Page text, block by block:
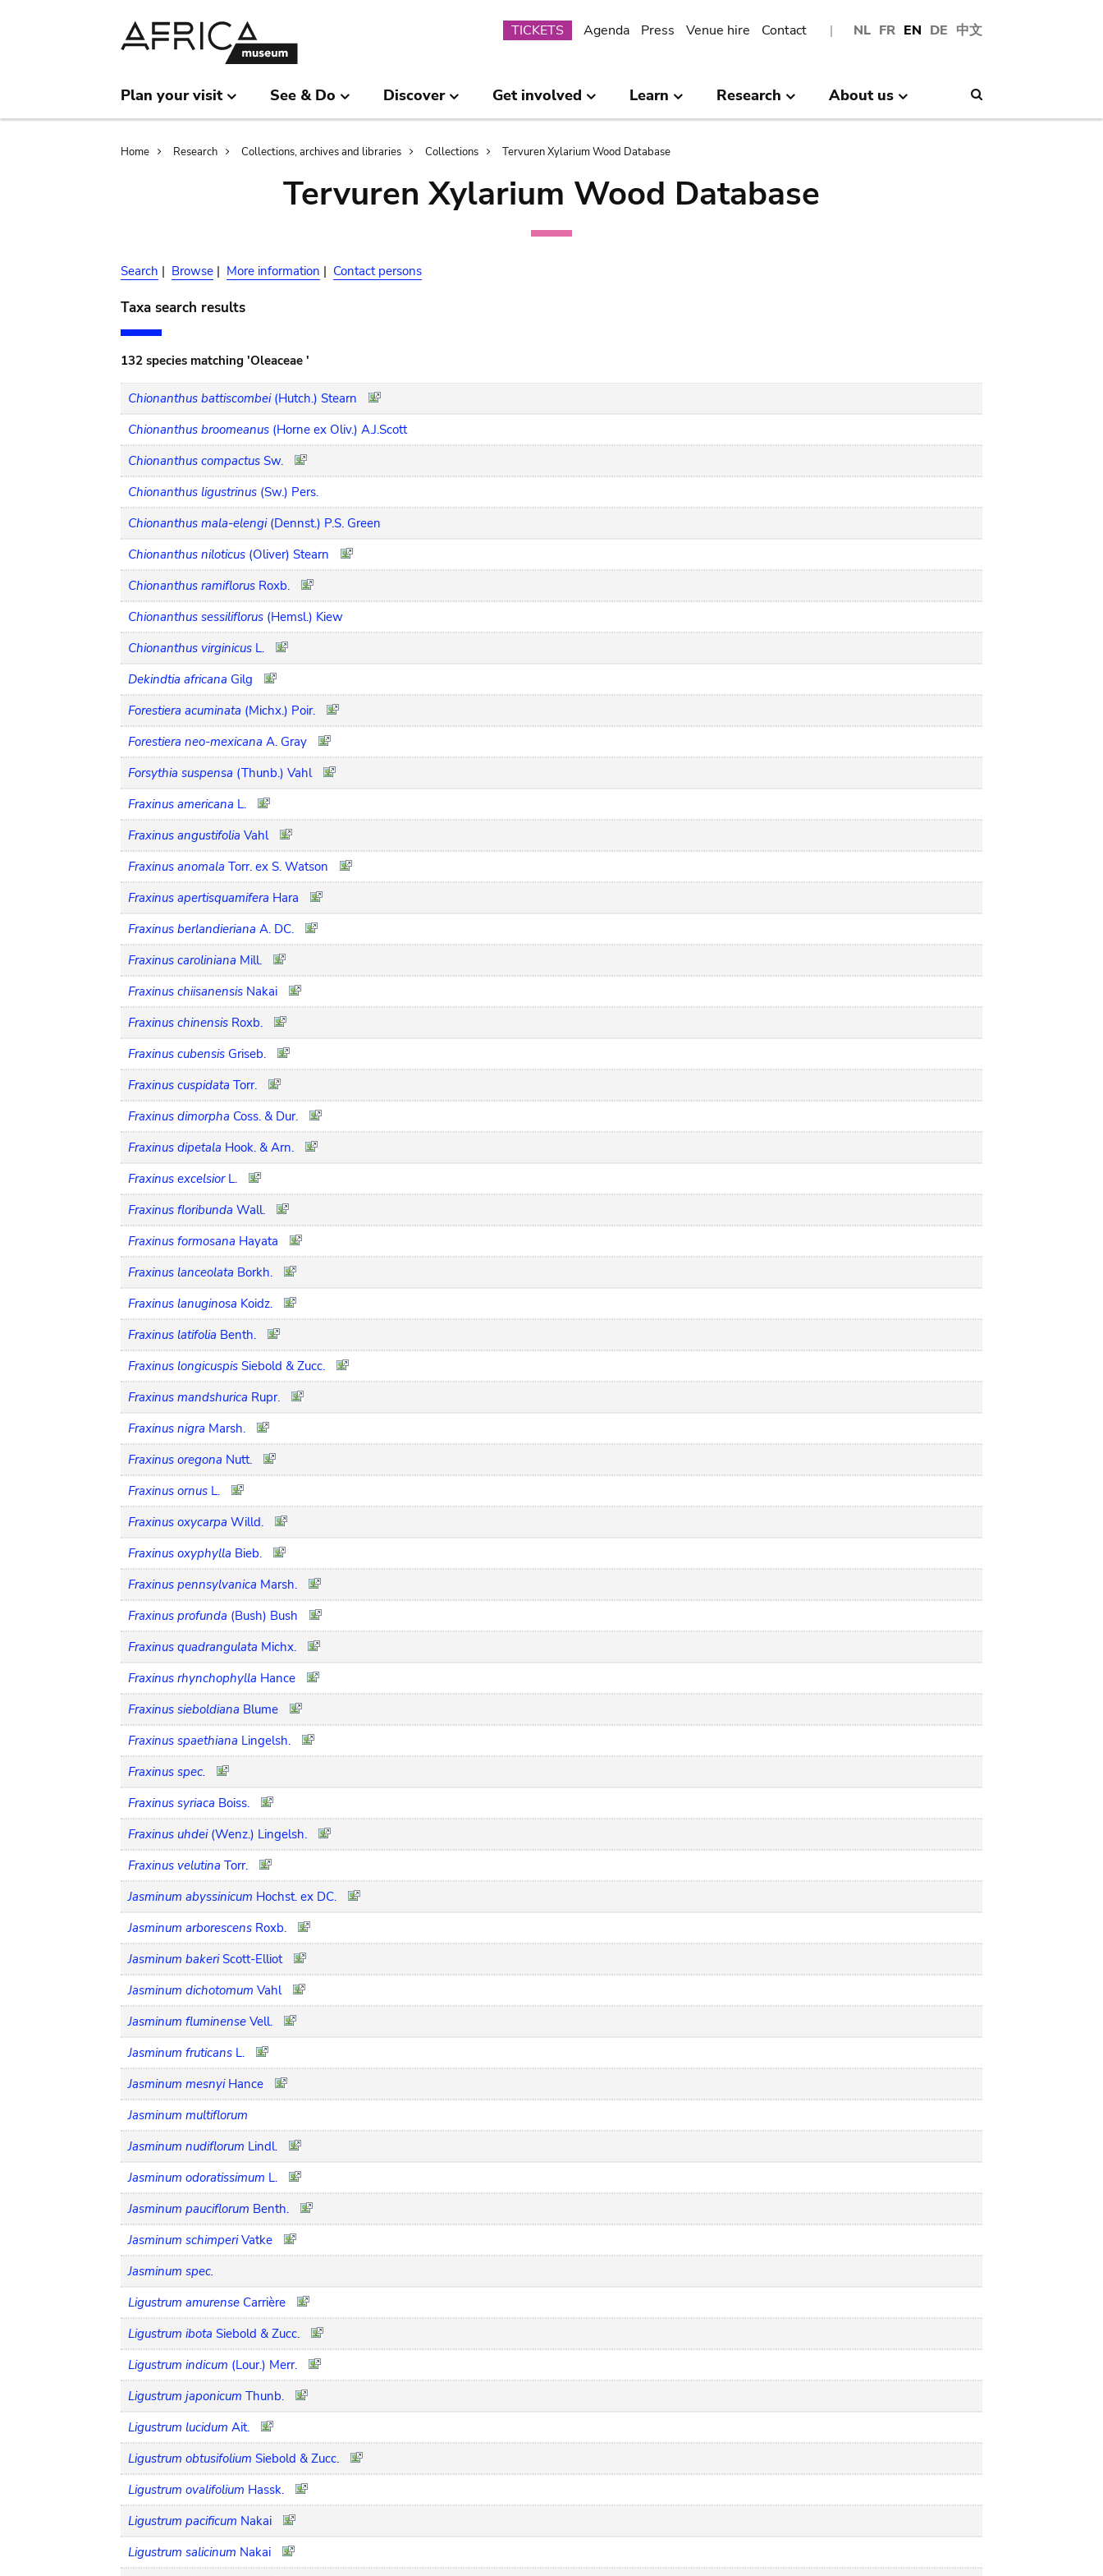
NL FR EN DE 中文
Submenu
TICKETS Agenda Press Venue hire Contact
Plan your visit See & Do Discover Get involved Learn Research About us
Breadcrumb
Home Research Collections, archives and libraries Collections Tervuren Xylarium Wood Database
Tervuren Xylarium Wood Database
Search | Browse | More information | Contact persons
Taxa search results
132 species matching 'Oleaceae '
Chionanthus battiscombei (Hutch.) Stearn
Chionanthus broomeanus (Horne ex Oliv.) A.J.Scott
Chionanthus compactus Sw.
Chionanthus ligustrinus (Sw.) Pers.
Chionanthus mala-elengi (Dennst.) P.S. Green
Chionanthus niloticus (Oliver) Stearn
Chionanthus ramiflorus Roxb.
Chionanthus sessiliflorus (Hemsl.) Kiew
Chionanthus virginicus L.
Dekindtia africana Gilg
Forestiera acuminata (Michx.) Poir.
Forestiera neo-mexicana A. Gray
Forsythia suspensa (Thunb.) Vahl
Fraxinus americana L.
Fraxinus angustifolia Vahl
Fraxinus anomala Torr. ex S. Watson
Fraxinus apertisquamifera Hara
Fraxinus berlandieriana A. DC.
Fraxinus caroliniana Mill.
Fraxinus chiisanensis Nakai
Fraxinus chinensis Roxb.
Fraxinus cubensis Griseb.
Fraxinus cuspidata Torr.
Fraxinus dimorpha Coss. & Dur.
Fraxinus dipetala Hook. & Arn.
Fraxinus excelsior L.
Fraxinus floribunda Wall.
Fraxinus formosana Hayata
Fraxinus lanceolata Borkh.
Fraxinus lanuginosa Koidz.
Fraxinus latifolia Benth.
Fraxinus longicuspis Siebold & Zucc.
Fraxinus mandshurica Rupr.
Fraxinus nigra Marsh.
Fraxinus oregona Nutt.
Fraxinus ornus L.
Fraxinus oxycarpa Willd.
Fraxinus oxyphylla Bieb.
Fraxinus pennsylvanica Marsh.
Fraxinus profunda (Bush) Bush
Fraxinus quadrangulata Michx.
Fraxinus rhynchophylla Hance
Fraxinus sieboldiana Blume
Fraxinus spaethiana Lingelsh.
Fraxinus spec.
Fraxinus syriaca Boiss.
Fraxinus uhdei (Wenz.) Lingelsh.
Fraxinus velutina Torr.
Jasminum abyssinicum Hochst. ex DC.
Jasminum arborescens Roxb.
Jasminum bakeri Scott-Elliot
Jasminum dichotomum Vahl
Jasminum fluminense Vell.
Jasminum fruticans L.
Jasminum mesnyi Hance
Jasminum multiflorum
Jasminum nudiflorum Lindl.
Jasminum odoratissimum L.
Jasminum pauciflorum Benth.
Jasminum schimperi Vatke
Jasminum spec.
Ligustrum amurense Carrière
Ligustrum ibota Siebold & Zucc.
Ligustrum indicum (Lour.) Merr.
Ligustrum japonicum Thunb.
Ligustrum lucidum Ait.
Ligustrum obtusifolium Siebold & Zucc.
Ligustrum ovalifolium Hassk.
Ligustrum pacificum Nakai
Ligustrum salicinum Nakai